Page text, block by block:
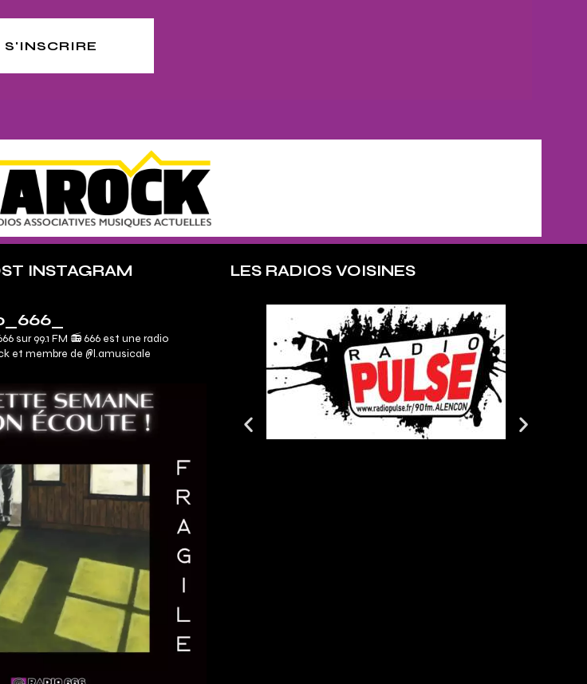
S'INSCRIRE
INSTAGRAM
sur 99.1 FM 📻666 est une radio
et membre de @l.amusicale
LES RADIOS VOISINES